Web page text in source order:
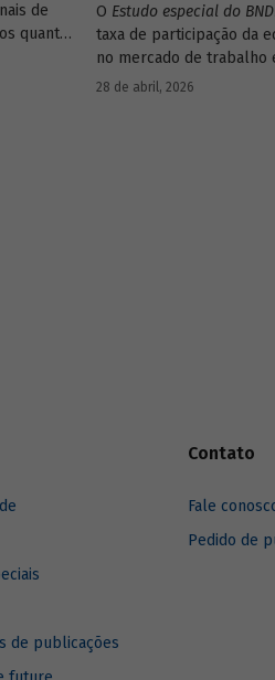
de
quanto
do
O Estudo especial do
taxa de participação da
no mercado de trabalho
com uma amostra de 15
28 de abril, 2026
de publicações
Contato
Fale
Pedido de